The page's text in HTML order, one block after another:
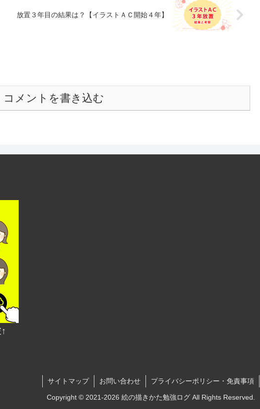
放置３年目の結果は？【イラストＡＣ開始４年】
コメントを書き込む
サイトマップ お問い合わせ プライバシーポリシー・免責事項
Copyright © 2021-2026 絵の描きかた勉強ログ All Rights Reserved.